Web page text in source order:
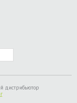
дистрибьютор